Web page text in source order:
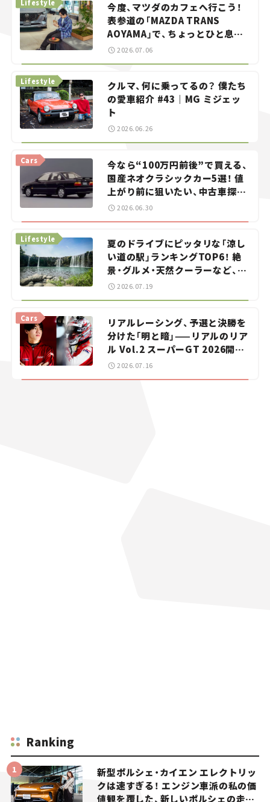
今度、マツダのカフェへ行こう！
表参道の「MAZDA TRANS
AOYAMA」で、ちょっとひと息。
——連載｜CCGとクルマでどうす
2026.07.06
クルマ、何に乗ってるの？ 僕たち
の愛車紹介 #43｜MG ミジェッ
ト
Lifestyle
2026.06.26
今なら“100万円前後”で買える、
国産ネオクラシックカー5選！ 値
上がり前に狙いたい、中古車探し
をお手伝い――ちょっとイケてるマ
Cars
2026.06.30
夏のドライブにピッタリな「涼し
い道の駅」ランキングTOP6！ 絶
景・グルメ・天然クーラーなど、避
暑におすすめのスポットを紹介
Lifestyle
2026.07.19
リアルレーシング、予選と決勝を
分けた「明と暗」——リアルのリア
ル Vol.2 スーパーGT 2026開幕
戦 岡山国際サーキット
Cars
2026.07.16
Ranking
新型ポルシェ・カイエン エレクトリッ
クは速すぎる！ エンジン車派の私の価
値観を覆した、新しいポルシェの走